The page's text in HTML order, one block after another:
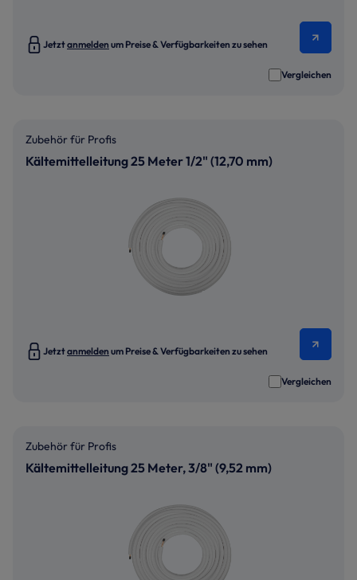
Jetztanmelden um Preise & Verfügbarkeiten zu sehen
Vergleichen
Zubehör für Profis
Kältemittelleitung 25 Meter 1/2" (12,70 mm)
Jetztanmelden um Preise & Verfügbarkeiten zu sehen
Vergleichen
Zubehör für Profis
Kältemittelleitung 25 Meter, 3/8" (9,52 mm)